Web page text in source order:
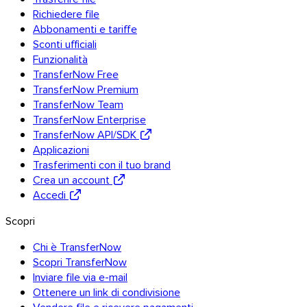
Richiedere file
Abbonamenti e tariffe
Sconti ufficiali
Funzionalità
TransferNow Free
TransferNow Premium
TransferNow Team
TransferNow Enterprise
TransferNow API/SDK
Applicazioni
Trasferimenti con il tuo brand
Crea un account
Accedi
Scopri
Chi è TransferNow
Scopri TransferNow
Inviare file via e-mail
Ottenere un link di condivisione